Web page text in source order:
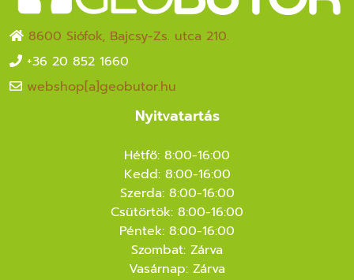
8600 Siófok, Bajcsy-Zs. utca 210.
+36 20 852 1660
webshop[a]geobutor.hu
Nyitvatartás
Hétfő: 8:00-16:00
Kedd: 8:00-16:00
Szerda: 8:00-16:00
Csütörtök: 8:00-16:00
Péntek: 8:00-16:00
Szombat: Zárva
Vasárnap: Zárva